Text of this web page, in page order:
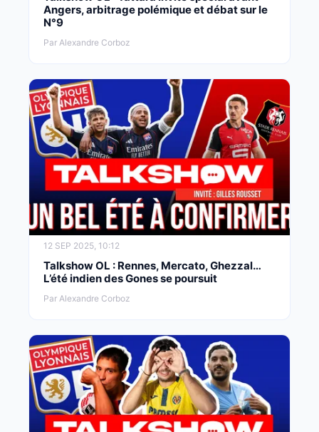
Angers, arbitrage polémique et débat sur le
N°9
Par Alexandre Corboz
12 SEP 2025, 10:12
Talkshow OL : Rennes, Mercato, Ghezzal…
L’été indien des Gones se poursuit
Par Alexandre Corboz